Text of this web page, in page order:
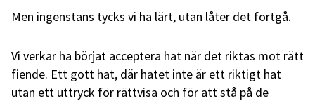
Men ingenstans tycks vi ha lärt, utan låter det fortgå.
Vi verkar ha börjat acceptera hat när det riktas mot rätt
fiende. Ett gott hat, där hatet inte är ett riktigt hat
utan ett uttryck för rättvisa och för att stå på de